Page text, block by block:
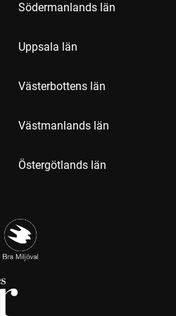
Södermanlands län
Uppsala län
Västerbottens län
Västmanlands län
Östergötlands län